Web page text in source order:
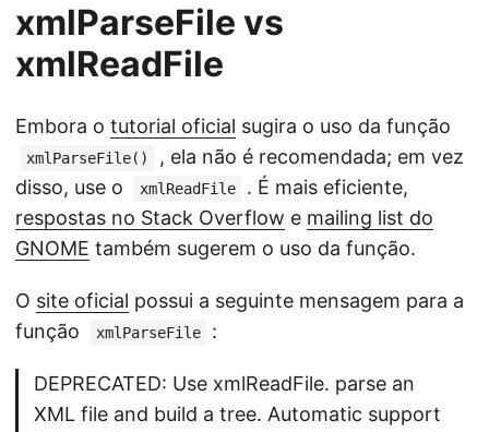
xmlParseFile vs
xmlReadFile
Embora o tutorial oficial sugira o uso da função
xmlParseFile()
, ela não é recomendada; em vez
disso, use o
xmlReadFile
. É mais eficiente,
respostas no Stack Overflow e mailing list do
GNOME também sugerem o uso da função.
O site oficial possui a seguinte mensagem para a
função
xmlParseFile :
DEPRECATED: Use xmlReadFile. parse an
XML file and build a tree. Automatic support